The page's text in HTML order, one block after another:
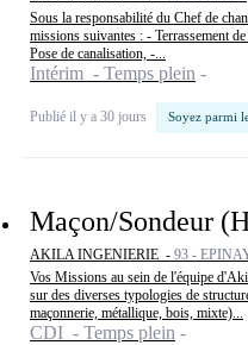
Sous la responsabilité du Chef de
missions suivantes : - Terrassement
Pose de canalisation, -...
Intérim - Temps plein
Publié il y a 30 jours Soyez parmi
Maçon/Sondeur
AKILA INGENIERIE - 93 -
Vos Missions au sein de l'équipe
sur des diverses typologies de
maçonnerie, métallique, bois, mixte)...
CDI - Temps plein